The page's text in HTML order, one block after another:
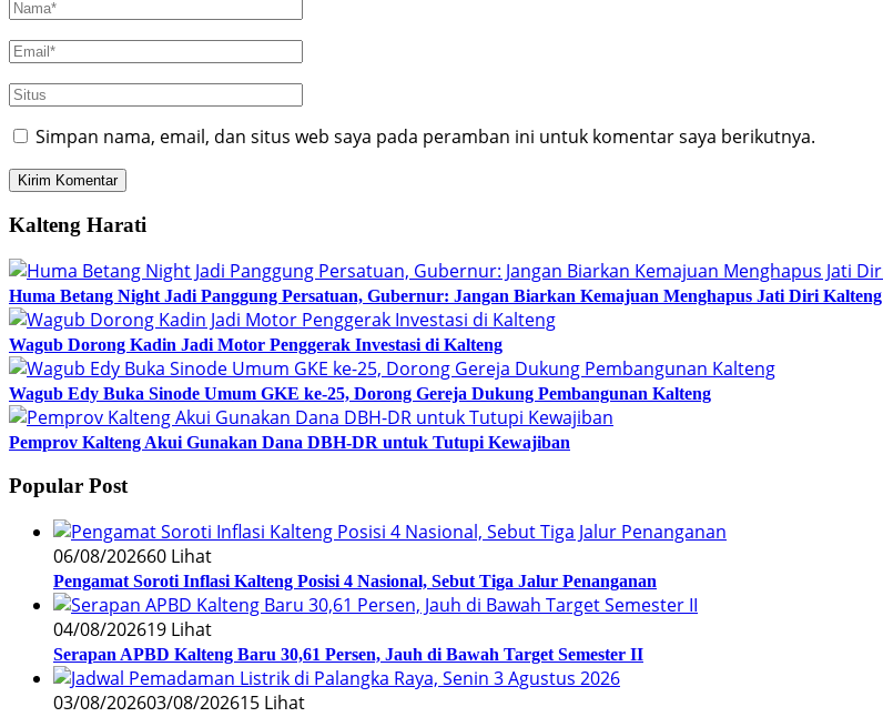
Simpan nama, email, dan situs web saya pada peramban ini untuk komentar saya berikutnya.
Kalteng Harati
Huma Betang Night Jadi Panggung Persatuan, Gubernur: Jangan Biarkan Kemajuan Menghapus Jati Diri Kalteng
Wagub Dorong Kadin Jadi Motor Penggerak Investasi di Kalteng
Wagub Edy Buka Sinode Umum GKE ke-25, Dorong Gereja Dukung Pembangunan Kalteng
Pemprov Kalteng Akui Gunakan Dana DBH-DR untuk Tutupi Kewajiban
Popular Post
06/08/202660 Lihat
Pengamat Soroti Inflasi Kalteng Posisi 4 Nasional, Sebut Tiga Jalur Penanganan
04/08/202619 Lihat
Serapan APBD Kalteng Baru 30,61 Persen, Jauh di Bawah Target Semester II
03/08/202603/08/202615 Lihat